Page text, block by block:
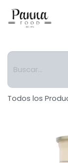
Todos los